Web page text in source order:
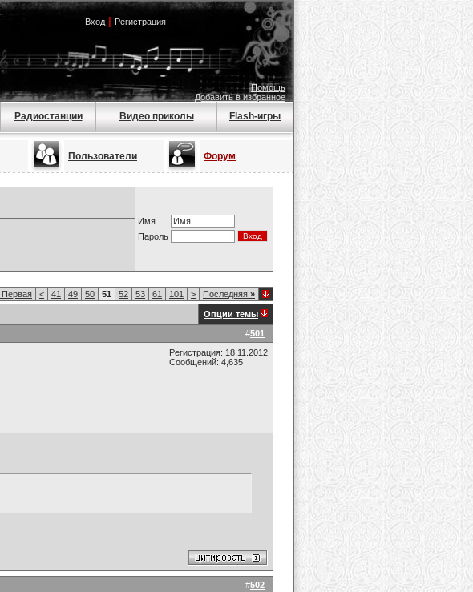
Вход| Регистрация
Помощь
Добавить в избранное
Радиостанции Видео приколы Flash-игры
Пользователи Форум
Имя
Пароль
Первая < 41 49 50 51 52 53 61 101 > Последняя »
Опции темы
#501
Регистрация: 18.11.2012
Сообщений: 4,635
#502